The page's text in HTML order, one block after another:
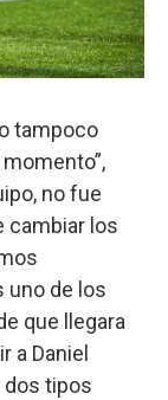
tampoco
no fue
cambiar los
uno de los
que llegara
a Daniel
dos tipos